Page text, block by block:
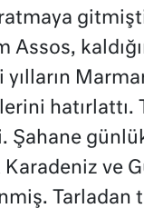
Assos,
hatırlattı.
Şahane
ve
Tarladan